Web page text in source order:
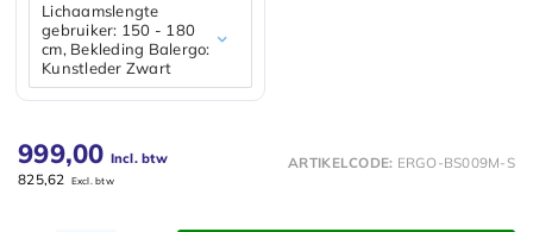
Lichaamslengte
gebruiker: 150 - 180
cm, Bekleding Balergo:
Kunstleder Zwart
999,00 Incl. btw
825,62 Excl. btw
ARTIKELCODE: ERGO-BS009M-S